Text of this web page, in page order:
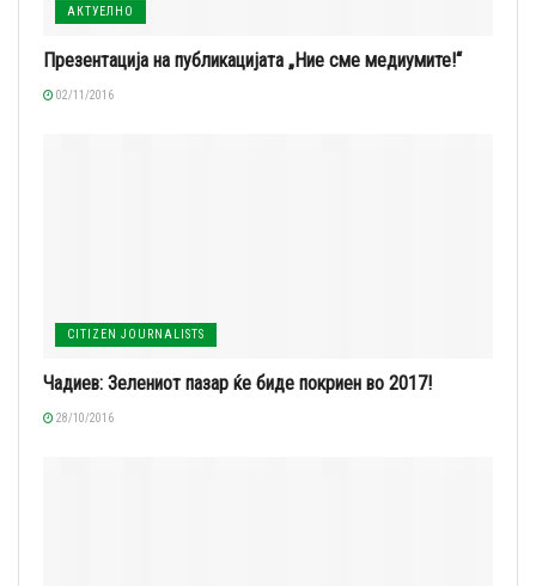
АКТУЕЛНО
Презентација на публикацијата „Ние сме медиумите!“
02/11/2016
CITIZEN JOURNALISTS
Чадиев: Зелениот пазар ќе биде покриен во 2017!
28/10/2016